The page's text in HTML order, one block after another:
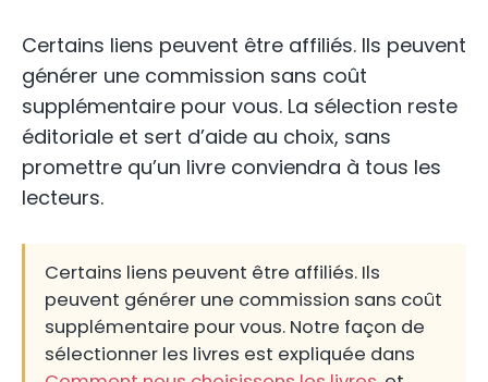
Certains liens peuvent être affiliés. Ils peuvent
générer une commission sans coût
supplémentaire pour vous. La sélection reste
éditoriale et sert d’aide au choix, sans
promettre qu’un livre conviendra à tous les
lecteurs.
Certains liens peuvent être affiliés. Ils
peuvent générer une commission sans coût
supplémentaire pour vous. Notre façon de
sélectionner les livres est expliquée dans